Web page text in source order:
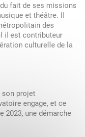
fait de ses missions
et théâtre. Il
des
il est contributeur
culturelle de la
son projet
engage, et ce
2023, une démarche